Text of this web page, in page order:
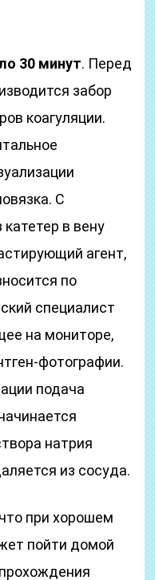
30 минут. Перед
забор
коагуляции.
С
в вену
агент,
по
специалист
на мониторе,
фотографии.
подача
натрия
из сосуда.
при хорошем
пойти домой